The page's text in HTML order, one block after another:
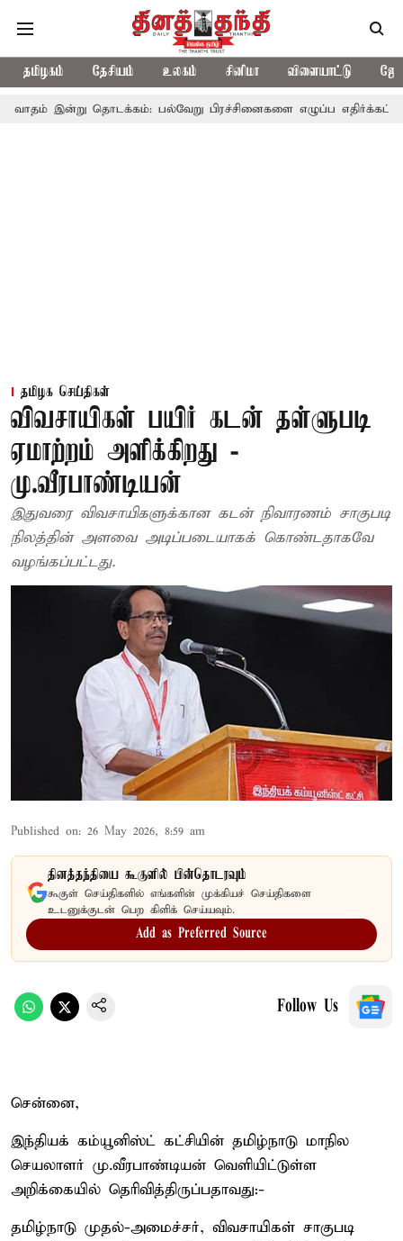
தமிழகம் தேசியம் உலகம் சினிமா விளையாட்டு
தொடக்கம்: பல்வேறு பிரச்சினைகளை எழுப்ப எதிர்க்கட்சிகள் திட்டம்
தமிழக செய்திகள்
விவசாயிகள் பயிர் கடன் தள்ளுபடி
ஏமாற்றம் அளிக்கிறது -
மு.வீரபாண்டியன்
இதுவரை விவசாயிகளுக்கான கடன் நிவாரணம் சாகுபடி
நிலத்தின் அளவை அடிப்படையாகக் கொண்டதாகவே
வழங்கப்பட்டது.
Published on: 26 May 2026, 8:59 am
தினத்தந்தியை கூகுளில் பின்தொடரவும்
கூகுள் செய்திகளில் எங்களின் முக்கியச் செய்திகளை
உடனுக்குடன் பெற கிளிக் செய்யவும்.
Add as Preferred Source
Follow Us
சென்னை,
இந்தியக் கம்யூனிஸ்ட் கட்சியின் தமிழ்நாடு மாநில
செயலாளர் மு.வீரபாண்டியன் வெளியிட்டுள்ள
அறிக்கையில் தெரிவித்திருப்பதாவது:-
தமிழ்நாடு முதல்-அமைச்சர், விவசாயிகள் சாகுபடி